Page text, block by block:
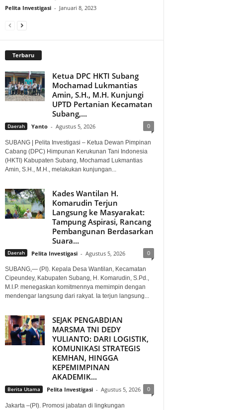
Pelita Investigasi - Januari 8, 2023
Terbaru
Ketua DPC HKTI Subang
Mochamad Lukmantias
Amin, S.H., M.H. Kunjungi
UPTD Pertanian Kecamatan
Subang,...
Daerah Yanto - Agustus 5, 2026 0
SUBANG | Pelita Investigasi – Ketua Dewan Pimpinan
Cabang (DPC) Himpunan Kerukunan Tani Indonesia
(HKTI) Kabupaten Subang, Mochamad Lukmantias
Amin, S.H., M.H., melakukan kunjungan...
Kades Wantilan H.
Komarudin Terjun
Langsung ke Masyarakat:
Tampung Aspirasi, Rancang
Pembangunan Berdasarkan
Suara...
Daerah Pelita Investigasi - Agustus 5, 2026 0
SUBANG,— (PI). Kepala Desa Wantilan, Kecamatan
Cipeundey, Kabupaten Subang, H. Komarudin, S.Pd.,
M.I.P. menegaskan komitmennya memimpin dengan
mendengar langsung dari rakyat. Ia terjun langsung...
SEJAK PENGABDIAN
MARSMA TNI DEDY
YULIANTO: DARI LOGISTIK,
KOMUNIKASI STRATEGIS
KEMHAN, HINGGA
KEPEMIMPINAN
AKADEMIK...
Berita Utama Pelita Investigasi - Agustus 5, 2026 0
Jakarta –(PI). Promosi jabatan di lingkungan